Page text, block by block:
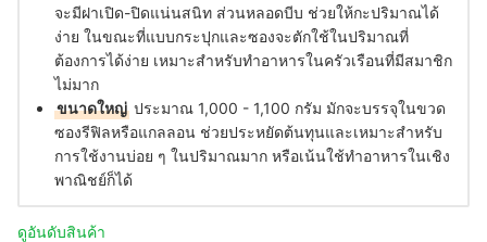
จะมีฝาเปิด-ปิดแน่นสนิท ส่วนหลอดบีบ ช่วยให้กะปริมาณได้
ง่าย ในขณะที่แบบกระปุกและซองจะตักใช้ในปริมาณที่
ต้องการได้ง่าย เหมาะสำหรับทำอาหารในครัวเรือนที่มีสมาชิก
ไม่มาก
ขนาดใหญ่ ประมาณ 1,000 - 1,100 กรัม มักจะบรรจุในขวด
ซองรีฟิลหรือแกลลอน ช่วยประหยัดต้นทุนและเหมาะสำหรับ
การใช้งานบ่อย ๆ ในปริมาณมาก หรือเน้นใช้ทำอาหารในเชิง
พาณิชย์ก็ได้
ดูอันดับสินค้า